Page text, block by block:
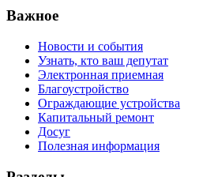
Важное
Новости и события
Узнать, кто ваш депутат
Электронная приемная
Благоустройство
Ограждающие устройства
Капитальный ремонт
Досуг
Полезная информация